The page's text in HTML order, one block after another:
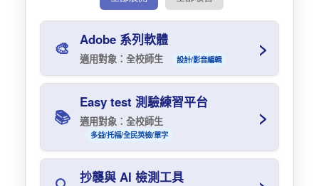
09.校內可用軟體
10.學生「自備載具(BYOD)」到校計畫
11. 臺北市立西松高級中學電子郵件帳號管理辦法
12.學生活動肖像使用授權同意書
🎨 Adobe 系列軟體
適用對象：全校師生 設計/影音編輯 >
Acrobat Pro：PDF 編輯軟體
Photoshop、Illustrator：圖片編輯軟體
Premiere Pro：影片編輯軟體
申請與使用：
📚
Easy test 測驗練習平台
適用對象：全校師生
多益/托福/全民英檢/單字
>
多益聽讀測驗（TOEIC L&R）：5 回（永久
抄襲與 AI 檢測工具